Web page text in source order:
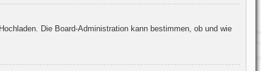
Die Board-Administration kann bestimmen, ob und wie